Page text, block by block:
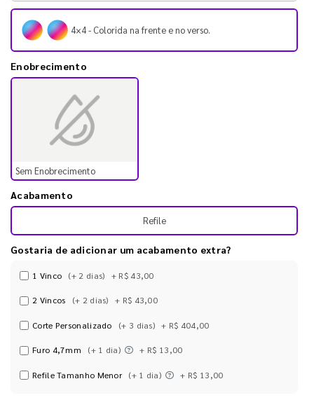
4×4 - Colorida na frente e no verso.
Enobrecimento
Sem Enobrecimento
Acabamento
Refile
Gostaria de adicionar um acabamento extra?
1 Vinco (+ 2 dias) + R$ 43,00
2 Vincos (+ 2 dias) + R$ 43,00
Corte Personalizado (+ 3 dias) + R$ 404,00
Furo 4,7mm (+ 1 dia) + R$ 13,00
Refile Tamanho Menor (+ 1 dia) + R$ 13,00